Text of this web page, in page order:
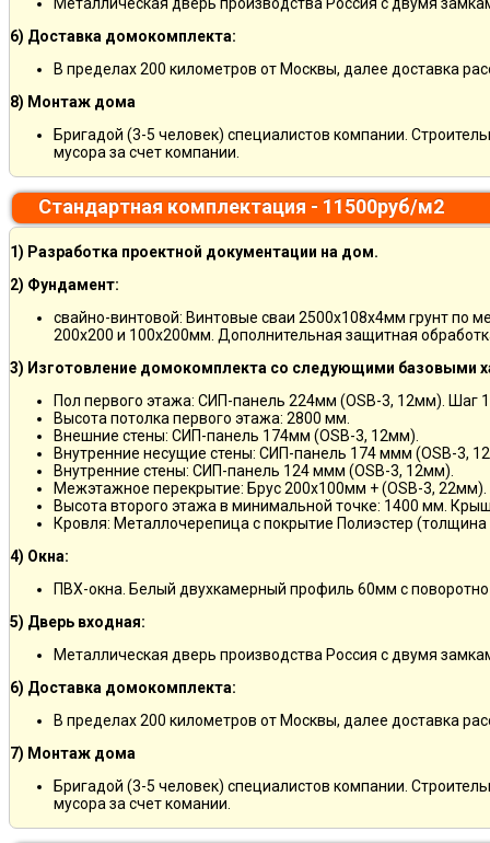
Металлическая дверь производства Россия с двумя
6) Доставка домокомплекта:
В пределах 200 километров от Москвы, далее доставка
8) Монтаж дома
Бригадой (3-5 человек) специалистов компании.
мусора за счет компании.
Стандартная комплектация - 11500руб/м2
1) Разработка проектной документации на дом.
2) Фундамент:
свайно-винтовой: Винтовые сваи 2500х108х4мм грунт по
200х200 и 100х200мм. Дополнительная защитная
3) Изготовление домокомплекта со следующими базовыми
Пол первого этажа: СИП-панель 224мм (OSB-3, 12мм). Шаг
Высота потолка первого этажа: 2800 мм.
Внешние стены: СИП-панель 174мм (OSB-3, 12мм).
Внутренние несущие стены: СИП-панель 174 ммм (OSB-3,
Внутренние стены: СИП-панель 124 ммм (OSB-3, 12мм).
Межэтажное перекрытие: Брус 200х100мм + (OSB-3, 22мм).
Высота второго этажа в минимальной точке: 1400 мм.
Кровля: Металлочерепица с покрытие Полиэстер
4) Окна:
ПВХ-окна. Белый двухкамерный профиль 60мм с
5) Дверь входная:
Металлическая дверь производства Россия с двумя
6) Доставка домокомплекта:
В пределах 200 километров от Москвы, далее доставка
7) Монтаж дома
Бригадой (3-5 человек) специалистов компании.
мусора за счет комании.